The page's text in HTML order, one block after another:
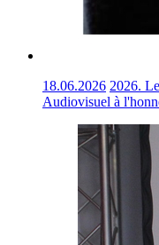
18.06.2026 2026.
Audiovisuel à